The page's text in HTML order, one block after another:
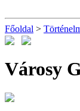
Főoldal >
Városy